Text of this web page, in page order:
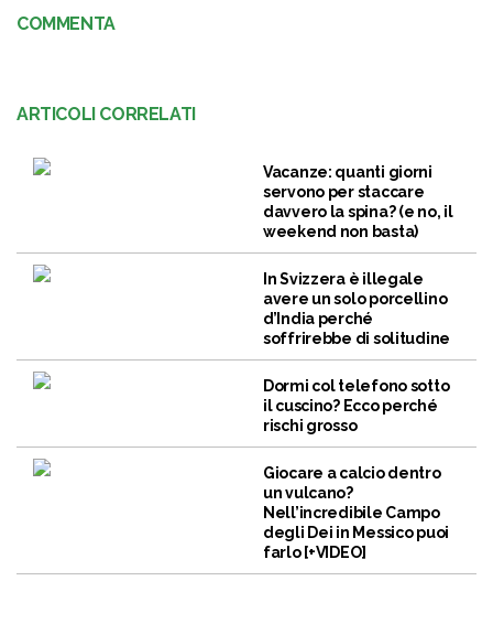
COMMENTA
ARTICOLI CORRELATI
Vacanze: quanti giorni
servono per staccare
davvero la spina? (e no, il
weekend non basta)
In Svizzera è illegale
avere un solo porcellino
d’India perché
soffrirebbe di solitudine
Dormi col telefono sotto
il cuscino? Ecco perché
rischi grosso
Giocare a calcio dentro
un vulcano?
Nell’incredibile Campo
degli Dei in Messico puoi
farlo [+VIDEO]